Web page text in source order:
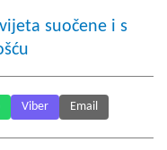
suočene i s
Viber Email